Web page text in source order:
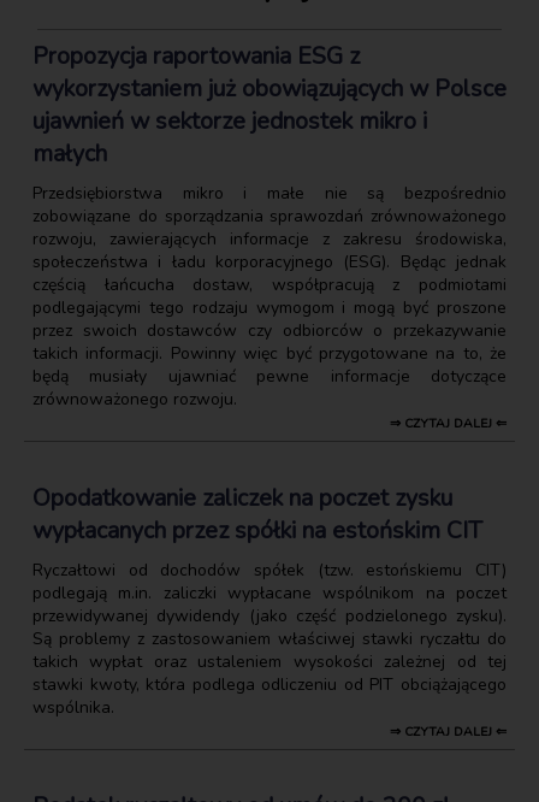
Propozycja raportowania ESG z
wykorzystaniem już obowiązujących w Polsce
ujawnień w sektorze jednostek mikro i
małych
Przedsiębiorstwa mikro i małe nie są bezpośrednio
zobowiązane do sporządzania sprawozdań zrównoważonego
rozwoju, zawierających informacje z zakresu środowiska,
społeczeństwa i ładu korporacyjnego (ESG). Będąc jednak
częścią łańcucha dostaw, współpracują z podmiotami
podlegającymi tego rodzaju wymogom i mogą być proszone
przez swoich dostawców czy odbiorców o przekazywanie
takich informacji. Powinny więc być przygotowane na to, że
będą musiały ujawniać pewne informacje dotyczące
zrównoważonego rozwoju.
⇒ CZYTAJ DALEJ ⇐
Opodatkowanie zaliczek na poczet zysku
wypłacanych przez spółki na estońskim CIT
Ryczałtowi od dochodów spółek (tzw. estońskiemu CIT)
podlegają m.in. zaliczki wypłacane wspólnikom na poczet
przewidywanej dywidendy (jako część podzielonego zysku).
Są problemy z zastosowaniem właściwej stawki ryczałtu do
takich wypłat oraz ustaleniem wysokości zależnej od tej
stawki kwoty, która podlega odliczeniu od PIT obciążającego
wspólnika.
⇒ CZYTAJ DALEJ ⇐